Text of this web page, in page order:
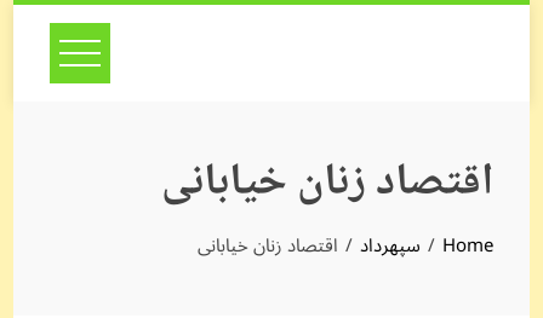
Skip
اقتصاد زنان خیابانی
Home سپهرداد اقتصاد زنان خیابانی